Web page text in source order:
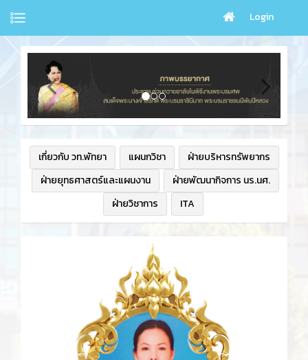
Login
เกี่ยวกับ วท.พัทยา แผนกวิชา
ฝ่ายบริหารทรัพยากร
ฝ่ายยุทธศาสตร์และแผนงาน
ฝ่ายพัฒนากิจการ นร.นศ.
ฝ่ายวิชาการ
ITA